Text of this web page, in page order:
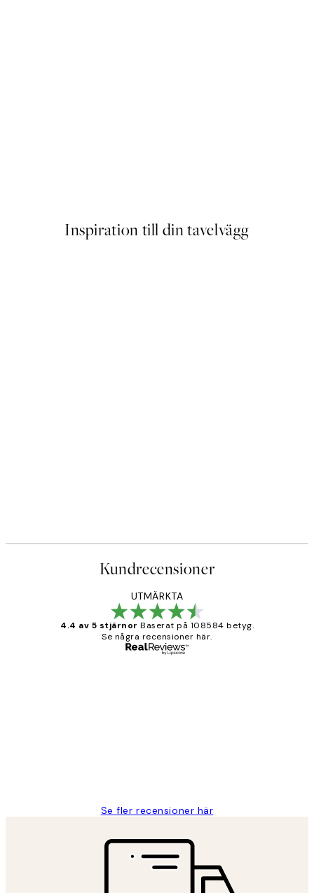
Inspiration till din tavelvägg
Kundrecensioner
UTMÄRKTA
4.4 av 5 stjärnor Baserat på 108584 betyg.
Se några recensioner här.
Se fler recensioner här